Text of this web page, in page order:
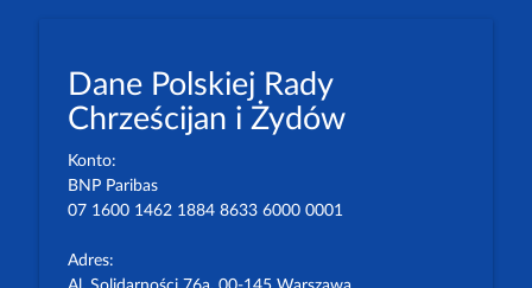
Dane Polskiej Rady
Chrześcijan i Żydów
Konto:
BNP Paribas
07 1600 1462 1884 8633 6000 0001
Adres: